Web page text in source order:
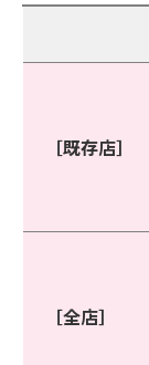
［既存店］
［全店］